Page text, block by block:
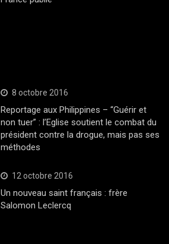
8 octobre 2016
Reportage aux Philippines – “Guérir et
non tuer” : l’Eglise soutient le combat du
président contre la drogue, mais pas ses
méthodes
12 octobre 2016
Un nouveau saint français : frère
Salomon Leclercq